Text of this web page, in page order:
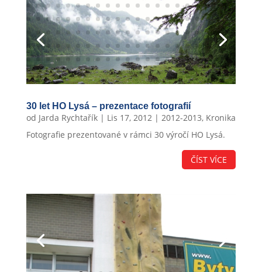
30 let HO Lysá – prezentace fotografií
od Jarda Rychtařík| Lis 17, 2012| 2012-2013, Kronika
Fotografie prezentované v rámci 30 výročí HO Lysá.
ČÍST VÍCE